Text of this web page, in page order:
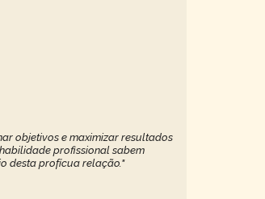
objetivos e maximizar resultados
profissional sabem
desta profícua relação."